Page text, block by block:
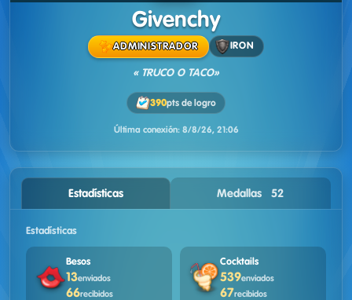
Givenchy
ADMINISTRADOR IRON
« TRUCO O TACO»
390pts de logro
Última conexión: 8/8/26, 21:06
Estadísticas Medallas · 52
Estadísticas
Besos
13enviados
66recibidos
Cocktails
539enviados
67recibidos